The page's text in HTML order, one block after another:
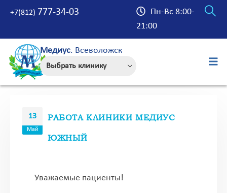
+7(812) 777-34-03
Пн-Вс 8:00-
21:00
Медиус. Всеволожск
13
Май
РАБОТА КЛИНИКИ МЕДИУС
ЮЖНЫЙ
Уважаемые пациенты!